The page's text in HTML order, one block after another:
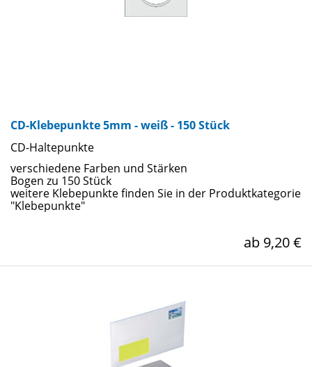
CD-Klebepunkte 5mm - weiß - 150 Stück
CD-Haltepunkte
verschiedene Farben und Stärken
Bogen zu 150 Stück
weitere Klebepunkte finden Sie in der Produktkategorie
"Klebepunkte"
ab 9,20 €